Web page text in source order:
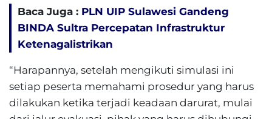
Baca Juga : PLN UIP Sulawesi Gandeng
BINDA Sultra Percepatan Infrastruktur
Ketenagalistrikan
“Harapannya, setelah mengikuti simulasi ini
setiap peserta memahami prosedur yang harus
dilakukan ketika terjadi keadaan darurat, mulai